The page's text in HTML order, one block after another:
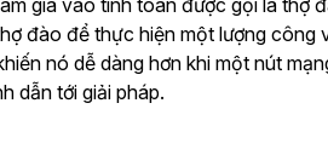
gia vào tính toán được gọi là thợ
đào để thực hiện một lượng công
nó dễ dàng hơn khi một nút
dẫn tới giải pháp.